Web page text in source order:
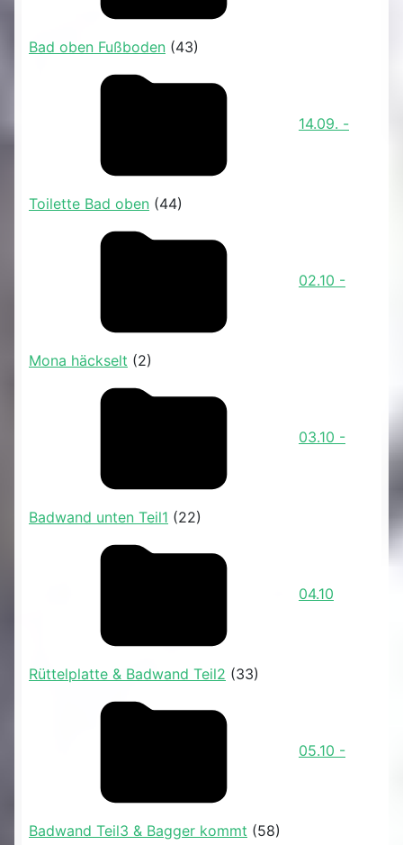
Bad oben Fußboden (43)
14.09. -
Toilette Bad oben (44)
02.10 -
Mona häckselt (2)
03.10 -
Badwand unten Teil1 (22)
04.10
Rüttelplatte & Badwand Teil2 (33)
05.10 -
Badwand Teil3 & Bagger kommt (58)